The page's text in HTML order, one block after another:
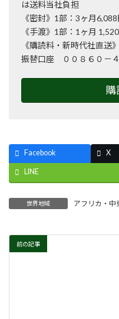
は送料当社負担
《密封》1部：3ヶ月
《手渡》1部：1ヶ月
《購読料・新時代社直送》
振替口座 ００８６０－
購
Facebook X
LINE
世界地域 アフリカ・中
前の記事